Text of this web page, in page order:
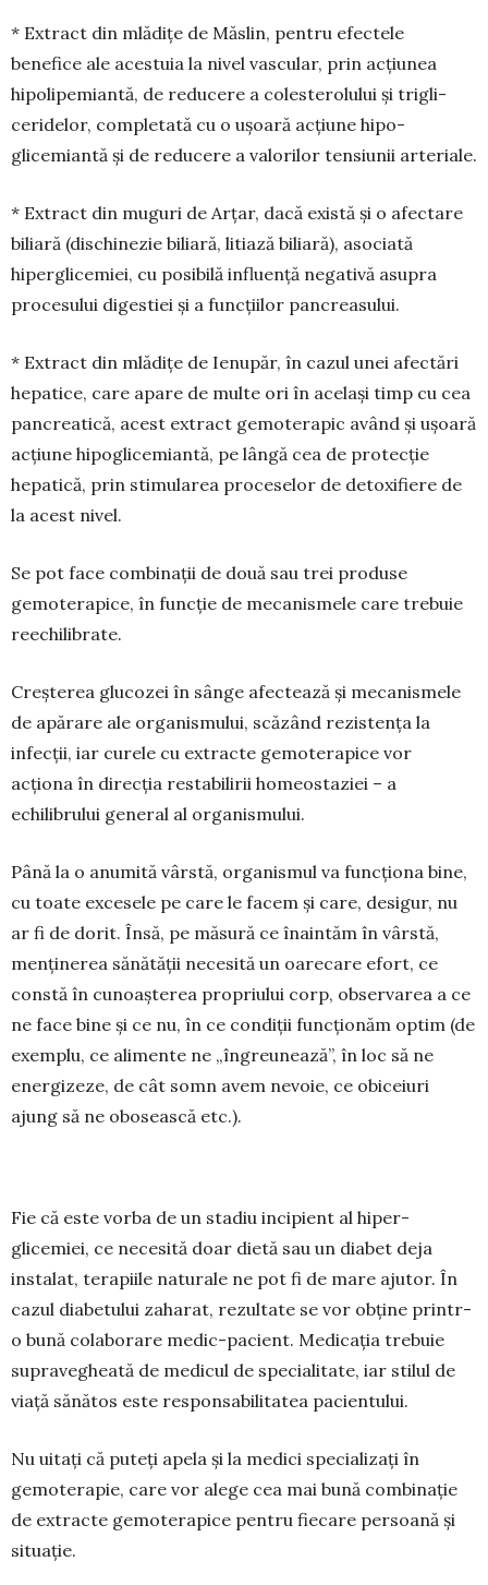
* Extract din mlădițe de Măslin, pentru efectele
benefice ale acestuia la nivel vascular, prin acțiunea
hipolipemiantă, de reducere a coleste­rolu­lui și trigli­
ceridelor, completată cu o ușoară acțiune hipo­
glicemiantă și de reducere a valorilor tensiunii arteriale.
* Extract din muguri de Arțar, dacă există și o afectare
biliară (dischinezie biliară, litiază bi­liară), asociată
hiperglicemiei, cu posibilă influență nega­tivă asupra
procesului digestiei și a funcțiilor pan­creasului.
* Extract din mlădițe de Ienupăr, în cazul unei afectări
hepatice, care apare de multe ori în ace­lași timp cu cea
pancreatică, acest extract gemo­terapic având și ușoară
acțiune hipoglicemiantă, pe lângă cea de protecție
hepatică, prin stimularea proce­selor de detoxifiere de
la acest nivel.
Se pot face combinații de două sau trei produse
gemoterapice, în funcție de mecanismele care tre­buie
reechilibrate.
Creșterea glucozei în sânge afectează și meca­nismele
de apărare ale organismului, scăzând rezis­tența la
infecții, iar curele cu extracte gemoterapice vor
acționa în direcția restabilirii homeostaziei – a
echilibrului general al organismului.
Până la o anumită vârstă, organismul va funcțio­na bine,
cu toate excesele pe care le facem și care, desigur, nu
ar fi de dorit. Însă, pe măsură ce înain­tăm în vârstă,
menținerea sănătății necesită un oarecare efort, ce
constă în cunoașterea propriului corp, observarea a ce
ne face bine și ce nu, în ce condiții funcționăm optim (de
exemplu, ce ali­mente ne „îngreunează”, în loc să ne
energizeze, de cât somn avem nevoie, ce obiceiuri
ajung să ne obosească etc.).
Fie că este vorba de un stadiu incipient al hiper­
glicemiei, ce necesită doar dietă sau un diabet deja
instalat, terapiile naturale ne pot fi de mare ajutor. În
cazul diabetului zaharat, rezultate se vor obține printr-
o bună colaborare medic-pacient. Medicația trebuie
supravegheată de medicul de specialitate, iar stilul de
viață sănătos este responsabilitatea pacientului.
Nu uitați că puteți apela și la medici specializați în
gemoterapie, care vor alege cea mai bună combi­nație
de extracte gemoterapice pentru fiecare per­soană și
situație.